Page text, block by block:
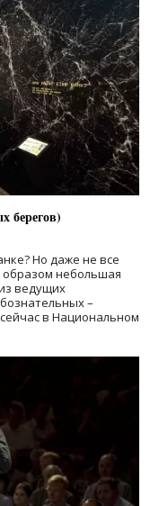
берегов)
Но даже не все
образом небольшая
ведущих
–
в Национальном